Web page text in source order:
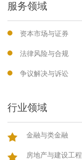
服务领域
资本市场与证券
法律风险与合规
争议解决与诉讼
行业领域
金融与类金融
房地产与建设工程